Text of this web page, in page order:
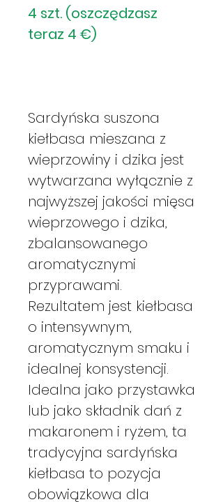
4 szt. (oszczędzasz
teraz 4 €)
Sardyńska suszona
kiełbasa mieszana z
wieprzowiny i dzika jest
wytwarzana wyłącznie z
najwyższej jakości mięsa
wieprzowego i dzika,
zbalansowanego
aromatycznymi
przyprawami.
Rezultatem jest kiełbasa
o intensywnym,
aromatycznym smaku i
idealnej konsystencji.
Idealna jako przystawka
lub jako składnik dań z
makaronem i ryżem, ta
tradycyjna sardyńska
kiełbasa to pozycja
obowiązkowa dla